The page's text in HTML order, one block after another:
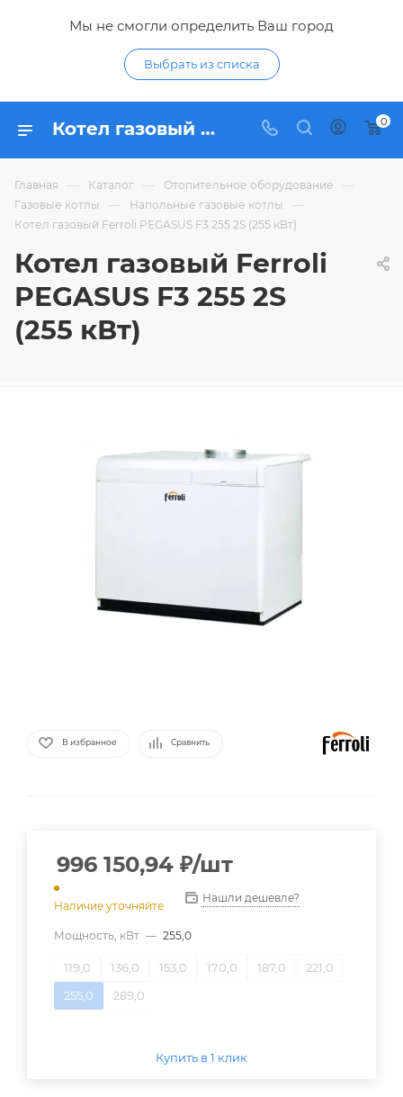
Мы не смогли определить Ваш город
Выбрать из списка
Котел газовый Ferroli PEGASUS F3 255 2S (255 кВт) - купить по цене 996 150,94 ₽ в интернет-магазине Гидропромтехника с доставкой в Курске 0
Главная — Каталог — Отопительное оборудование —
Газовые котлы — Напольные газовые котлы —
Котел газовый Ferroli PEGASUS F3 255 2S (255 кВт)
Котел газовый Ferroli
PEGASUS F3 255 2S
(255 кВт)
В избранное Сравнить
996 150,94 ₽/шт
Наличие уточняйте
Нашли дешевле?
Мощность, кВт — 255,0
119,0 136,0 153,0 170,0 187,0
221,0
255,0
289,0
Купить в 1 клик